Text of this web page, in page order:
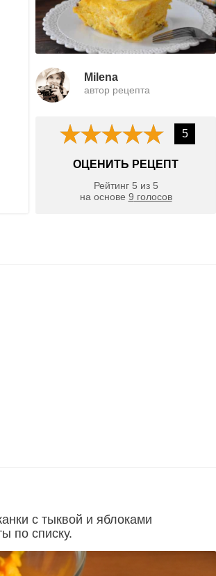
Milena
автор рецепта
5
ОЦЕНИТЬ РЕЦЕПТ
Рейтинг 5 из 5
на основе 9 голосов
с тыквой и яблоками
по списку.